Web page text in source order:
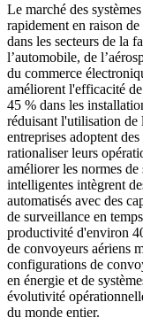
Le marché des
rapidement en raison
dans les secteurs de la
l’automobile, de
du commerce
améliorent l'efficacité
45 % dans les
réduisant l'utilisation de
entreprises adoptent
rationaliser leurs
améliorer les normes
intelligentes intègrent
automatisés avec des
de surveillance en
productivité d'environ
de convoyeurs aériens
configurations de
en énergie et de
évolutivité
du monde entier.